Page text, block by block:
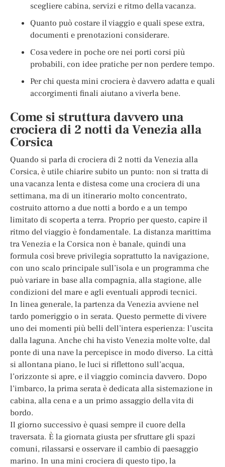
scegliere cabina, servizi e ritmo della vacanza.
Quanto può costare il viaggio e quali spese extra,
documenti e prenotazioni considerare.
Cosa vedere in poche ore nei porti corsi più
probabili, con idee pratiche per non perdere tempo.
Per chi questa mini crociera è davvero adatta e quali
accorgimenti finali aiutano a viverla bene.
Come si struttura davvero una
crociera di 2 notti da Venezia alla
Corsica
Quando si parla di crociera di 2 notti da Venezia alla
Corsica, è utile chiarire subito un punto: non si tratta di
una vacanza lenta e distesa come una crociera di una
settimana, ma di un itinerario molto concentrato,
costruito attorno a due notti a bordo e a un tempo
limitato di scoperta a terra. Proprio per questo, capire il
ritmo del viaggio è fondamentale. La distanza marittima
tra Venezia e la Corsica non è banale, quindi una
formula così breve privilegia soprattutto la navigazione,
con uno scalo principale sull’isola e un programma che
può variare in base alla compagnia, alla stagione, alle
condizioni del mare e agli eventuali approdi tecnici.
In linea generale, la partenza da Venezia avviene nel
tardo pomeriggio o in serata. Questo permette di vivere
uno dei momenti più belli dell’intera esperienza: l’uscita
dalla laguna. Anche chi ha visto Venezia molte volte, dal
ponte di una nave la percepisce in modo diverso. La città
si allontana piano, le luci si riflettono sull’acqua,
l’orizzonte si apre, e il viaggio comincia davvero. Dopo
l’imbarco, la prima serata è dedicata alla sistemazione in
cabina, alla cena e a un primo assaggio della vita di
bordo.
Il giorno successivo è quasi sempre il cuore della
traversata. È la giornata giusta per sfruttare gli spazi
comuni, rilassarsi e osservare il cambio di paesaggio
marino. In una mini crociera di questo tipo, la